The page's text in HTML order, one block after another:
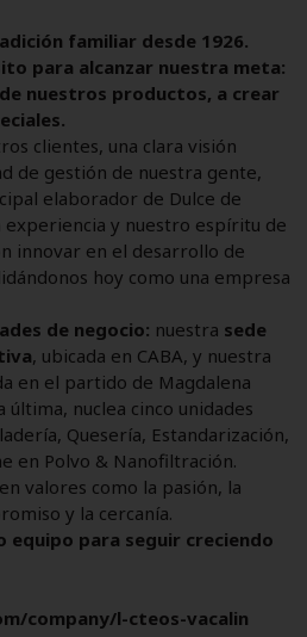
familiar desde 1926.
para alcanzar nuestra meta:
nuestros productos, a crear
clientes, una clara visión
de gestión de nuestra gente,
elaborador de Dulce de
experiencia y nuestro espíritu de
innovar en el desarrollo de
hoy como una empresa
de negocio: nuestra sede
, ubicada en CABA, y nuestra
en el partido de Magdalena
última, nuclea cinco unidades
Quesería, Estandarización,
en Polvo & Nanofiltración.
valores como la pasión, la
y la cercanía.
equipo para seguir creciendo
company/l-cteos-vacalin